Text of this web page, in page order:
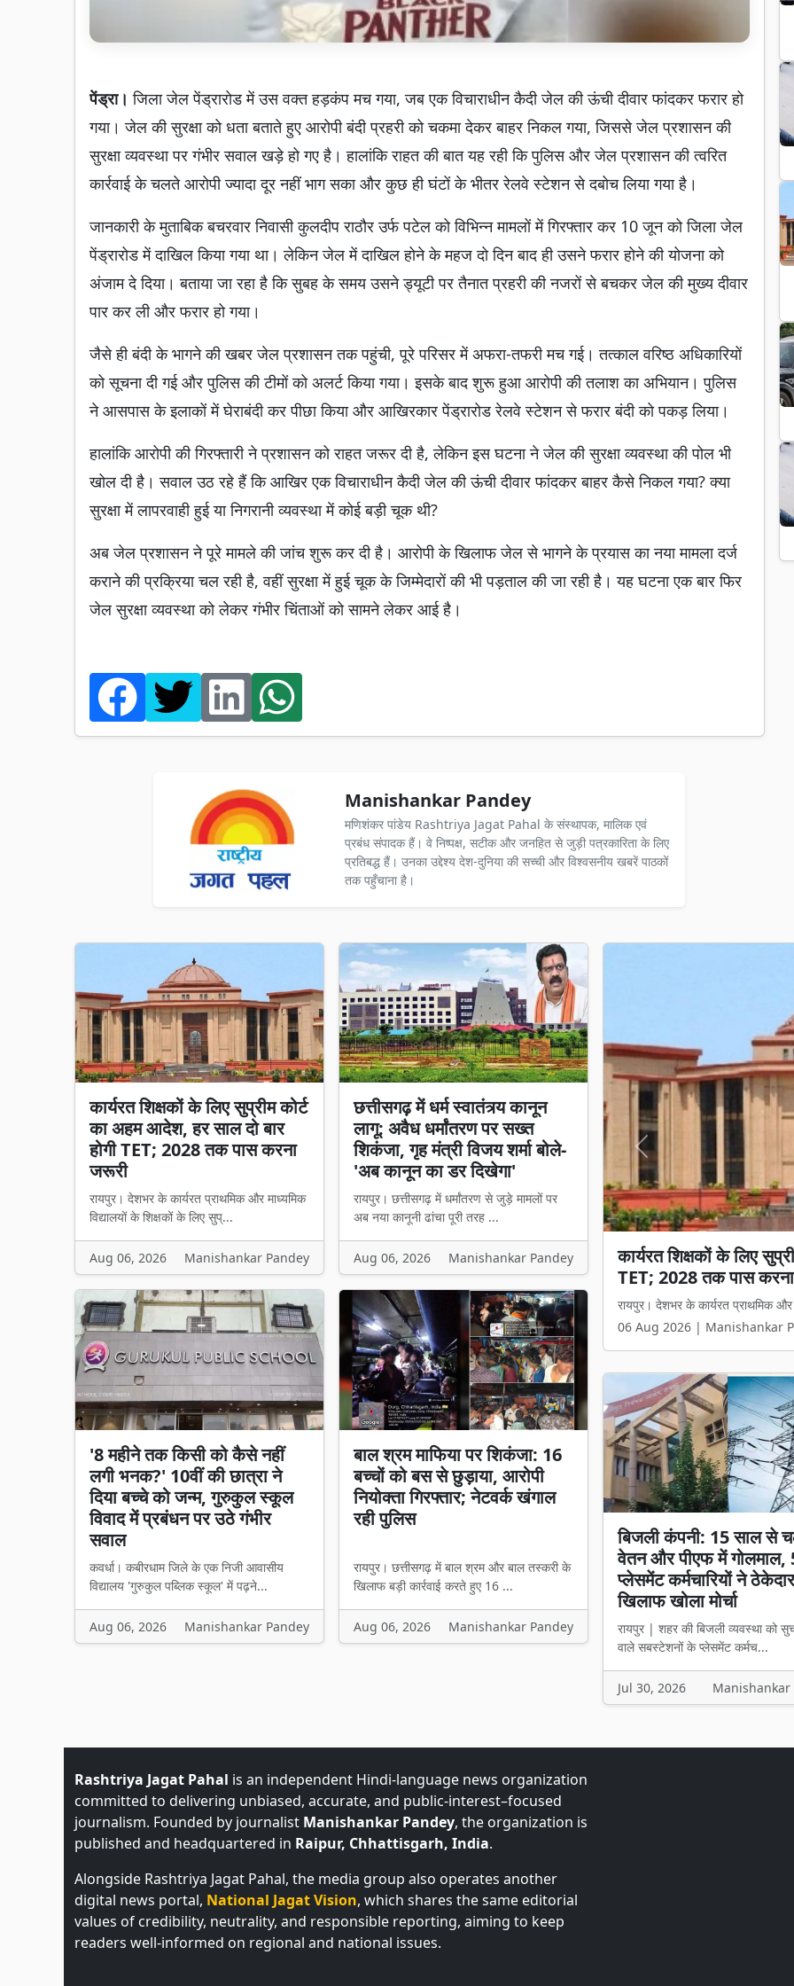
पेंड्रा। जिला जेल पेंड्रारोड में उस वक्त हड़कंप मच गया, जब एक विचाराधीन कैदी जेल की ऊंची दीवार फांदकर फरार हो
गया। जेल की सुरक्षा को धता बताते हुए आरोपी बंदी प्रहरी को चकमा देकर बाहर निकल गया, जिससे जेल प्रशासन की
सुरक्षा व्यवस्था पर गंभीर सवाल खड़े हो गए है। हालांकि राहत की बात यह रही कि पुलिस और जेल प्रशासन की त्वरित
कार्रवाई के चलते आरोपी ज्यादा दूर नहीं भाग सका और कुछ ही घंटों के भीतर रेलवे स्टेशन से दबोच लिया गया है।
जानकारी के मुताबिक बचरवार निवासी कुलदीप राठौर उर्फ पटेल को विभिन्न मामलों में गिरफ्तार कर 10 जून को जिला जेल
पेंड्रारोड में दाखिल किया गया था। लेकिन जेल में दाखिल होने के महज दो दिन बाद ही उसने फरार होने की योजना को
अंजाम दे दिया। बताया जा रहा है कि सुबह के समय उसने ड्यूटी पर तैनात प्रहरी की नजरों से बचकर जेल की मुख्य दीवार
पार कर ली और फरार हो गया।
जैसे ही बंदी के भागने की खबर जेल प्रशासन तक पहुंची, पूरे परिसर में अफरा-तफरी मच गई। तत्काल वरिष्ठ अधिकारियों
को सूचना दी गई और पुलिस की टीमों को अलर्ट किया गया। इसके बाद शुरू हुआ आरोपी की तलाश का अभियान। पुलिस
ने आसपास के इलाकों में घेराबंदी कर पीछा किया और आखिरकार पेंड्रारोड रेलवे स्टेशन से फरार बंदी को पकड़ लिया।
हालांकि आरोपी की गिरफ्तारी ने प्रशासन को राहत जरूर दी है, लेकिन इस घटना ने जेल की सुरक्षा व्यवस्था की पोल भी
खोल दी है। सवाल उठ रहे हैं कि आखिर एक विचाराधीन कैदी जेल की ऊंची दीवार फांदकर बाहर कैसे निकल गया? क्या
सुरक्षा में लापरवाही हुई या निगरानी व्यवस्था में कोई बड़ी चूक थी?
अब जेल प्रशासन ने पूरे मामले की जांच शुरू कर दी है। आरोपी के खिलाफ जेल से भागने के प्रयास का नया मामला दर्ज
कराने की प्रक्रिया चल रही है, वहीं सुरक्षा में हुई चूक के जिम्मेदारों की भी पड़ताल की जा रही है। यह घटना एक बार फिर
जेल सुरक्षा व्यवस्था को लेकर गंभीर चिंताओं को सामने लेकर आई है।
Manishankar Pandey
मणिशंकर पांडेय Rashtriya Jagat Pahal के संस्थापक, मालिक एवं
प्रबंध संपादक हैं। वे निष्पक्ष, सटीक और जनहित से जुड़ी पत्रकारिता के लिए
प्रतिबद्ध हैं। उनका उद्देश्य देश-दुनिया की सच्ची और विश्वसनीय खबरें पाठकों
तक पहुँचाना है।
कार्यरत शिक्षकों के लिए सुप्रीम कोर्ट
का अहम आदेश, हर साल दो बार
होगी TET; 2028 तक पास करना
जरूरी
रायपुर। देशभर के कार्यरत प्राथमिक और माध्यमिक
विद्यालयों के शिक्षकों के लिए सुप्...
Aug 06, 2026 Manishankar Pandey
छत्तीसगढ़ में धर्म स्वातंत्र्य कानून
लागू: अवैध धर्मांतरण पर सख्त
शिकंजा, गृह मंत्री विजय शर्मा बोले-
'अब कानून का डर दिखेगा'
रायपुर। छत्तीसगढ़ में धर्मांतरण से जुड़े मामलों पर
अब नया कानूनी ढांचा पूरी तरह ...
Aug 06, 2026 Manishankar Pandey
'8 महीने तक किसी को कैसे नहीं
लगी भनक?' 10वीं की छात्रा ने
दिया बच्चे को जन्म, गुरुकुल स्कूल
विवाद में प्रबंधन पर उठे गंभीर
सवाल
कवर्धा। कबीरधाम जिले के एक निजी आवासीय
विद्यालय 'गुरुकुल पब्लिक स्कूल' में पढ़ने...
Aug 06, 2026 Manishankar Pandey
बाल श्रम माफिया पर शिकंजा: 16
बच्चों को बस से छुड़ाया, आरोपी
नियोक्ता गिरफ्तार; नेटवर्क खंगाल
रही पुलिस
रायपुर। छत्तीसगढ़ में बाल श्रम और बाल तस्करी के
खिलाफ बड़ी कार्रवाई करते हुए 16 ...
Aug 06, 2026 Manishankar Pandey
कार्यरत शिक्षकों के लिए
TET; 2028 तक पास
रायपुर। देशभर के कार्यरत प्राथमिक और
06 Aug 2026 | Manishankar
छत्तीसगढ़ में धर्म स्वातंत्र्य
मंत्री विजय शर्मा बोले-
रायपुर। छत्तीसगढ़ में धर्मांतरण से जुड़े
06 Aug 2026 | Manishankar
Previous
बिजली कंपनी: 15 साल से
वेतन और पीएफ में गोलमाल,
प्लेसमेंट कर्मचारियों ने
खिलाफ खोला मोर्चा
रायपुर | शहर की बिजली व्यवस्था को
वाले सबस्टेशनों के प्लेसमेंट कर्मच...
Jul 30, 2026 Manishankar
Rashtriya Jagat Pahal is an independent Hindi-language news organization
committed to delivering unbiased, accurate, and public-interest–focused
journalism. Founded by journalist Manishankar Pandey, the organization is
published and headquartered in Raipur, Chhattisgarh, India.
Alongside Rashtriya Jagat Pahal, the media group also operates another
digital news portal, National Jagat Vision, which shares the same editorial
values of credibility, neutrality, and responsible reporting, aiming to keep
readers well-informed on regional and national issues.